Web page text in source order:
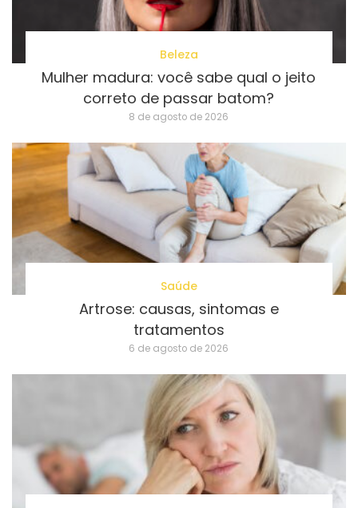
Beleza
Mulher madura: você sabe qual o jeito
correto de passar batom?
8 de agosto de 2026
Saúde
Artrose: causas, sintomas e
tratamentos
6 de agosto de 2026